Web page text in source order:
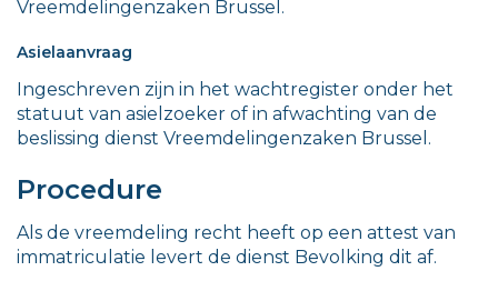
Vreemdelingenzaken Brussel.
Asielaanvraag
Ingeschreven zijn in het wachtregister onder het
statuut van asielzoeker of in afwachting van de
beslissing dienst Vreemdelingenzaken Brussel.
Procedure
Als de vreemdeling recht heeft op een attest van
immatriculatie levert de dienst Bevolking dit af.